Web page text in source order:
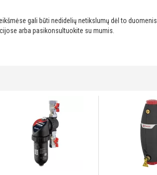
gali būti nedidelių netikslumų dėl to duomenis
arba pasikonsultuokite su mumis.